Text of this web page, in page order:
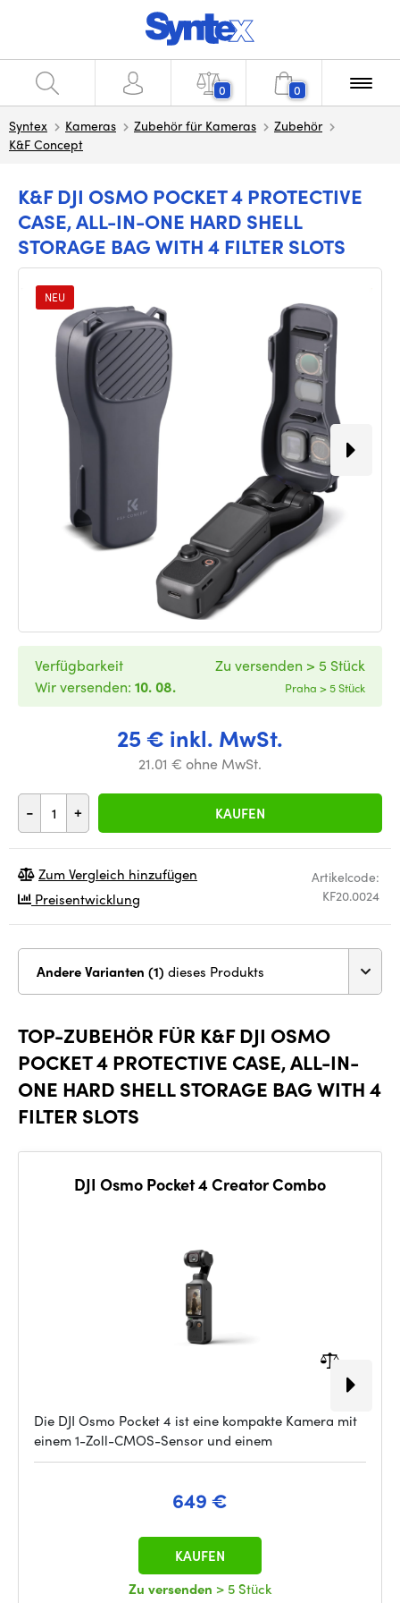
0 0
Syntex Kameras Zubehör für Kameras
Zubehör
K&F Concept
K&F DJI OSMO POCKET 4 PROTECTIVE
CASE, ALL-IN-ONE HARD SHELL
STORAGE BAG WITH 4 FILTER SLOTS
NEU
25 € inkl. MwSt.
21.01 € ohne MwSt.
- + KAUFEN
Verfügbarkeit
Wir versenden: 10. 08.
Zu versenden > 5 Stück
Praha > 5 Stück
Artikelcode:
KF20.0024
Zum Vergleich hinzufügen
Preisentwicklung
Andere Varianten (1) dieses Produkts
TOP-ZUBEHÖR FÜR K&F DJI OSMO
POCKET 4 PROTECTIVE CASE, ALL-IN-
ONE HARD SHELL STORAGE BAG WITH 4
FILTER SLOTS
DJI Osmo Pocket 4 Creator Combo
Die DJI Osmo Pocket 4 ist eine kompakte Kamera mit
einem 1-Zoll-CMOS-Sensor und einem
649 €
Zu versenden > 5 Stück
KAUFEN